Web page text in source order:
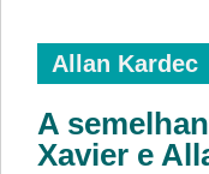
Allan Kardec
A
Xavier e